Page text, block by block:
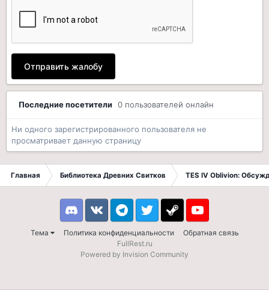
Отправить жалобу
Последние посетители 0 пользователей онлайн
Ни одного зарегистрированного пользователя не
просматривает данную страницу
Главная Библиотека Древних Свитков TES IV Oblivion:
Тема Политика конфиденциальности Обратная связь
DiscordVK TelegramTwitter Steam Youtube
FullRest.ru
Powered by Invision Community